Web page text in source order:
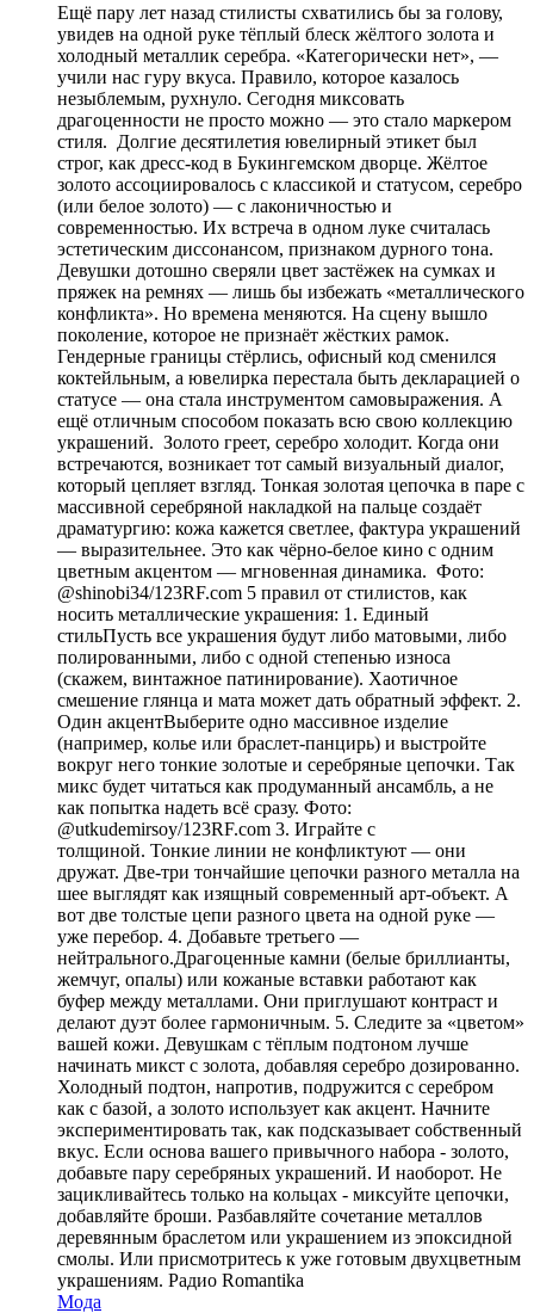
Ещё пару лет назад стилисты схватились бы за голову,
увидев на одной руке тёплый блеск жёлтого золота и
холодный металлик серебра. «Категорически нет», —
учили нас гуру вкуса. Правило, которое казалось
незыблемым, рухнуло. Сегодня миксовать
драгоценности не просто можно — это стало маркером
стиля. Долгие десятилетия ювелирный этикет был
строг, как дресс-код в Букингемском дворце. Жёлтое
золото ассоциировалось с классикой и статусом, серебро
(или белое золото) — с лаконичностью и
современностью. Их встреча в одном луке считалась
эстетическим диссонансом, признаком дурного тона.
Девушки дотошно сверяли цвет застёжек на сумках и
пряжек на ремнях — лишь бы избежать «металлического
конфликта». Но времена меняются. На сцену вышло
поколение, которое не признаёт жёстких рамок.
Гендерные границы стёрлись, офисный код сменился
коктейльным, а ювелирка перестала быть декларацией о
статусе — она стала инструментом самовыражения. А
ещё отличным способом показать всю свою коллекцию
украшений. Золото греет, серебро холодит. Когда они
встречаются, возникает тот самый визуальный диалог,
который цепляет взгляд. Тонкая золотая цепочка в паре с
массивной серебряной накладкой на пальце создаёт
драматургию: кожа кажется светлее, фактура украшений
— выразительнее. Это как чёрно-белое кино с одним
цветным акцентом — мгновенная динамика. Фото:
@shinobi34/123RF.com 5 правил от стилистов, как
носить металлические украшения: 1. Единый
стильПусть все украшения будут либо матовыми, либо
полированными, либо с одной степенью износа
(скажем, винтажное патинирование). Хаотичное
смешение глянца и мата может дать обратный эффект. 2.
Один акцентВыберите одно массивное изделие
(например, колье или браслет-панцирь) и выстройте
вокруг него тонкие золотые и серебряные цепочки. Так
микс будет читаться как продуманный ансамбль, а не
как попытка надеть всё сразу. Фото:
@utkudemirsoy/123RF.com 3. Играйте с
толщиной. Тонкие линии не конфликтуют — они
дружат. Две-три тончайшие цепочки разного металла на
шее выглядят как изящный современный арт-объект. А
вот две толстые цепи разного цвета на одной руке —
уже перебор. 4. Добавьте третьего —
нейтрального.Драгоценные камни (белые бриллианты,
жемчуг, опалы) или кожаные вставки работают как
буфер между металлами. Они приглушают контраст и
делают дуэт более гармоничным. 5. Следите за «цветом»
вашей кожи. Девушкам с тёплым подтоном лучше
начинать микст с золота, добавляя серебро дозированно.
Холодный подтон, напротив, подружится с серебром
как с базой, а золото использует как акцент. Начните
экспериментировать так, как подсказывает собственный
вкус. Если основа вашего привычного набора - золото,
добавьте пару серебряных украшений. И наоборот. Не
зацикливайтесь только на кольцах - миксуйте цепочки,
добавляйте броши. Разбавляйте сочетание металлов
деревянным браслетом или украшением из эпоксидной
смолы. Или присмотритесь к уже готовым двухцветным
украшениям. Радио Romantika
Мода